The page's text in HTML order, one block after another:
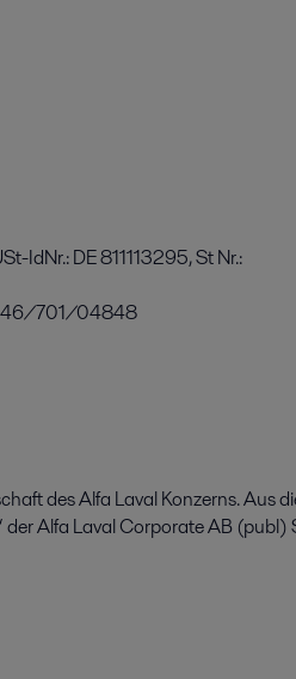
IdNr.: DE 811113295, St Nr.:
46/701/04848
des Alfa Laval Konzerns. Aus
Alfa Laval Corporate AB (publ)